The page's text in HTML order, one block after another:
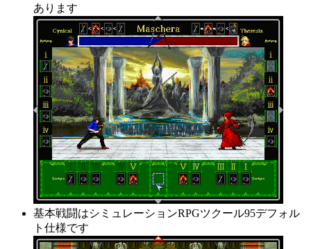
あります
基本戦闘はシミュレーションRPGツクール95デフォル
ト仕様です